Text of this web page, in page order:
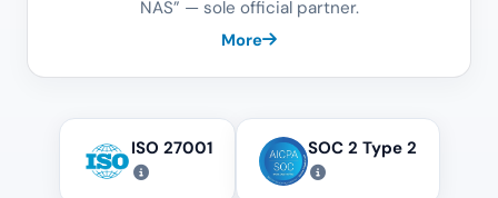
NAS” — sole official partner.
More
ISO 27001 SOC 2 Type 2